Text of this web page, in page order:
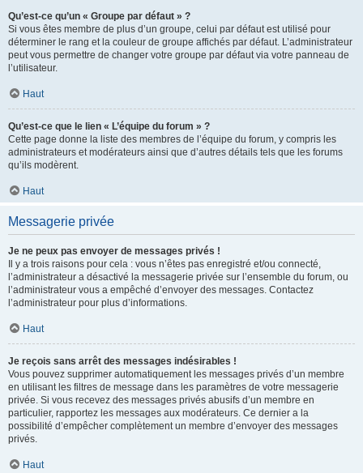
Qu’est-ce qu’un « Groupe par défaut » ?
Si vous êtes membre de plus d’un groupe, celui par défaut est utilisé pour
déterminer le rang et la couleur de groupe affichés par défaut. L’administrateur
peut vous permettre de changer votre groupe par défaut via votre panneau de
l’utilisateur.
Haut
Qu’est-ce que le lien « L’équipe du forum » ?
Cette page donne la liste des membres de l’équipe du forum, y compris les
administrateurs et modérateurs ainsi que d’autres détails tels que les forums
qu’ils modèrent.
Haut
Messagerie privée
Je ne peux pas envoyer de messages privés !
Il y a trois raisons pour cela : vous n’êtes pas enregistré et/ou connecté,
l’administrateur a désactivé la messagerie privée sur l’ensemble du forum, ou
l’administrateur vous a empêché d’envoyer des messages. Contactez
l’administrateur pour plus d’informations.
Haut
Je reçois sans arrêt des messages indésirables !
Vous pouvez supprimer automatiquement les messages privés d’un membre
en utilisant les filtres de message dans les paramètres de votre messagerie
privée. Si vous recevez des messages privés abusifs d’un membre en
particulier, rapportez les messages aux modérateurs. Ce dernier a la
possibilité d’empêcher complètement un membre d’envoyer des messages
privés.
Haut